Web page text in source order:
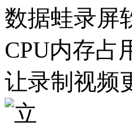
数据蛙录屏
CPU内存占
让录制视频